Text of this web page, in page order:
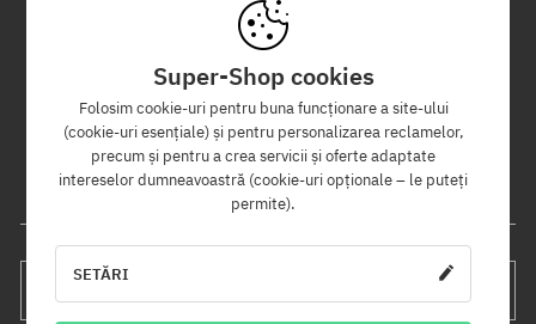
Înregistrează-te pentru a primi newsletter-ul nostru și vei fi informat
primul despre produse noi și campaniile de promoție!
În plus, vei primi un cod de reducere de -5% pentru întreaga
comandă!
Super-Shop cookies
Folosim cookie-uri pentru buna funcționare a site-ului
(cookie-uri esențiale) și pentru personalizarea reclamelor,
precum și pentru a crea servicii și oferte adaptate
intereselor dumneavoastră (cookie-uri opționale – le puteți
permite).
SETĂRI